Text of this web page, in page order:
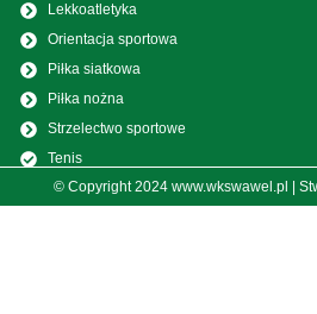
Lekkoatletyka
Orientacja sportowa
Piłka siatkowa
Piłka nożna
Strzelectwo sportowe
Tenis
Spadochroniarstwo
© Copyright 2024 www.wkswawel.pl |